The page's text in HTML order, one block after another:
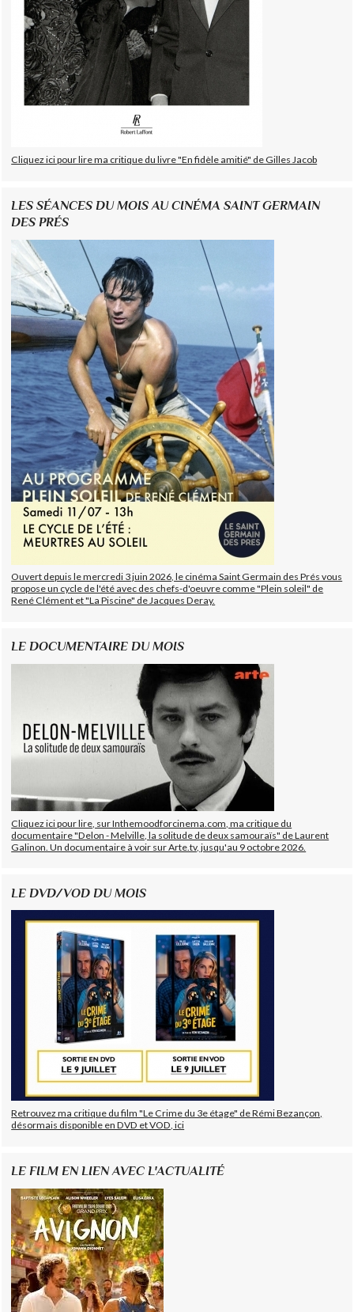
Cliquez ici pour lire ma critique du livre "En fidèle amitié" de Gilles Jacob
LES SÉANCES DU MOIS AU CINÉMA SAINT GERMAIN
DES PRÉS
Ouvert depuis le mercredi 3 juin 2026, le cinéma Saint Germain des Prés vous
propose un cycle de l'été avec des chefs-d'oeuvre comme "Plein soleil" de
René Clément et "La Piscine" de Jacques Deray.
LE DOCUMENTAIRE DU MOIS
Cliquez ici pour lire, sur Inthemoodforcinema.com, ma critique du
documentaire "Delon - Melville, la solitude de deux samouraïs" de Laurent
Galinon. Un documentaire à voir sur Arte.tv, jusqu'au 9 octobre 2026.
LE DVD/VOD DU MOIS
Retrouvez ma critique du film "Le Crime du 3e étage" de Rémi Bezançon,
désormais disponible en DVD et VOD, ici
LE FILM EN LIEN AVEC L'ACTUALITÉ